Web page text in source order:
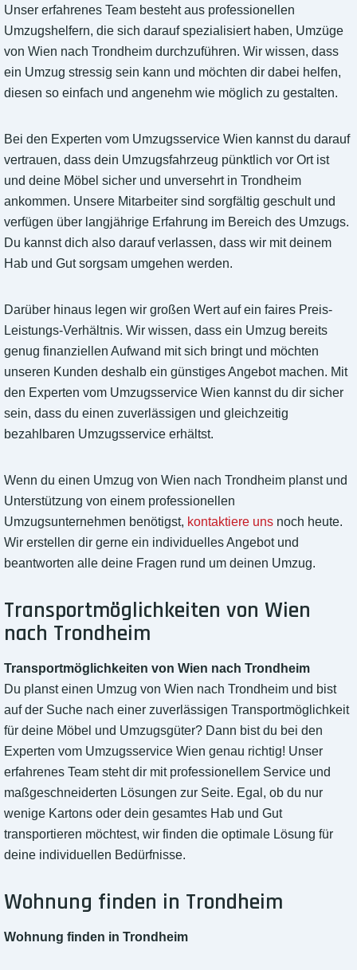
Unser erfahrenes Team besteht aus professionellen
Umzugshelfern, die sich darauf spezialisiert haben, Umzüge
von Wien nach Trondheim durchzuführen. Wir wissen, dass
ein Umzug stressig sein kann und möchten dir dabei helfen,
diesen so einfach und angenehm wie möglich zu gestalten.
Bei den Experten vom Umzugsservice Wien kannst du darauf
vertrauen, dass dein Umzugsfahrzeug pünktlich vor Ort ist
und deine Möbel sicher und unversehrt in Trondheim
ankommen. Unsere Mitarbeiter sind sorgfältig geschult und
verfügen über langjährige Erfahrung im Bereich des Umzugs.
Du kannst dich also darauf verlassen, dass wir mit deinem
Hab und Gut sorgsam umgehen werden.
Darüber hinaus legen wir großen Wert auf ein faires Preis-
Leistungs-Verhältnis. Wir wissen, dass ein Umzug bereits
genug finanziellen Aufwand mit sich bringt und möchten
unseren Kunden deshalb ein günstiges Angebot machen. Mit
den Experten vom Umzugsservice Wien kannst du dir sicher
sein, dass du einen zuverlässigen und gleichzeitig
bezahlbaren Umzugsservice erhältst.
Wenn du einen Umzug von Wien nach Trondheim planst und
Unterstützung von einem professionellen
Umzugsunternehmen benötigst, kontaktiere uns noch heute.
Wir erstellen dir gerne ein individuelles Angebot und
beantworten alle deine Fragen rund um deinen Umzug.
Transportmöglichkeiten von Wien
nach Trondheim
Transportmöglichkeiten von Wien nach Trondheim
Du planst einen Umzug von Wien nach Trondheim und bist
auf der Suche nach einer zuverlässigen Transportmöglichkeit
für deine Möbel und Umzugsgüter? Dann bist du bei den
Experten vom Umzugsservice Wien genau richtig! Unser
erfahrenes Team steht dir mit professionellem Service und
maßgeschneiderten Lösungen zur Seite. Egal, ob du nur
wenige Kartons oder dein gesamtes Hab und Gut
transportieren möchtest, wir finden die optimale Lösung für
deine individuellen Bedürfnisse.
Wohnung finden in Trondheim
Wohnung finden in Trondheim